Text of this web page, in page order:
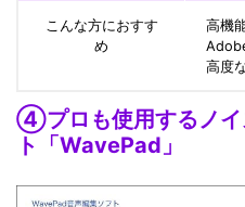
こんな方におすす
め
高機
高度
④プロも使用するノイ
ト「WavePad」